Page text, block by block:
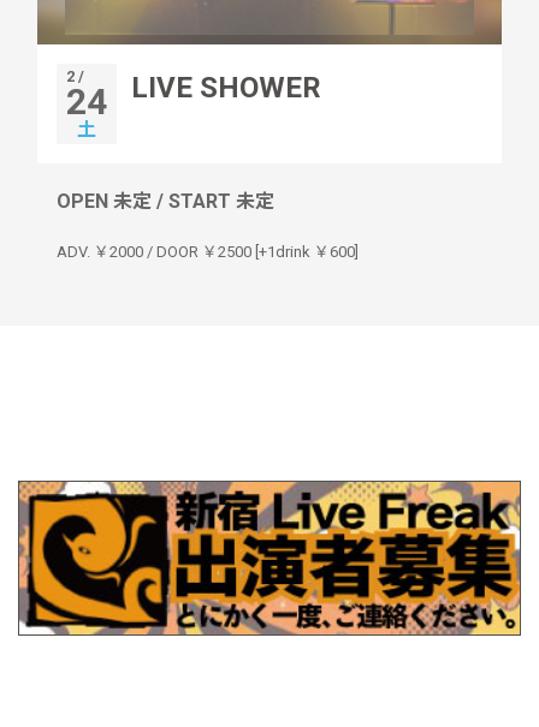
2 /
24
土
LIVE SHOWER
OPEN 未定 / START 未定
ADV. ￥2000 / DOOR ￥2500 [+1drink ￥600]